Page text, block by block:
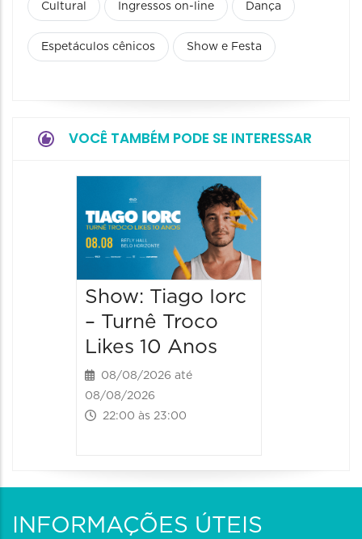
Cultural Ingressos on-line Dança
Espetáculos cênicos Show e Festa
VOCÊ TAMBÉM PODE SE INTERESSAR
Show: Tiago Iorc
– Turnê Troco
Likes 10 Anos
08/08/2026 até
08/08/2026
22:00 às 23:00
INFORMAÇÕES ÚTEIS